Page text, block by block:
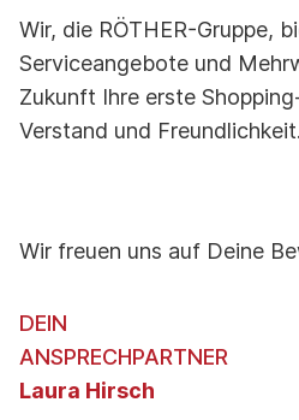
Wir, die RÖTHER-Gruppe,
Serviceangebote und
Zukunft Ihre erste
Verstand und Freundlichkeit.
Wir freuen uns auf Deine
DEIN
ANSPRECHPARTNER
Laura Hirsch